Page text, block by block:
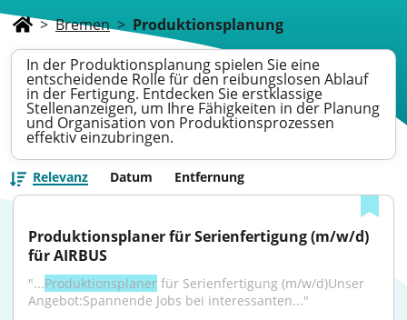
> Bremen > Produktionsplanung
In der Produktionsplanung spielen Sie eine
entscheidende Rolle für den reibungslosen Ablauf
in der Fertigung. Entdecken Sie erstklassige
Stellenanzeigen, um Ihre Fähigkeiten in der Planung
und Organisation von Produktionsprozessen
effektiv einzubringen.
Relevanz Datum Entfernung
Produktionsplaner für Serienfertigung (m/w/d)
für AIRBUS
"...Produktionsplaner für Serienfertigung (m/w/d)Unser
Angebot:Spannende Jobs bei interessanten..."